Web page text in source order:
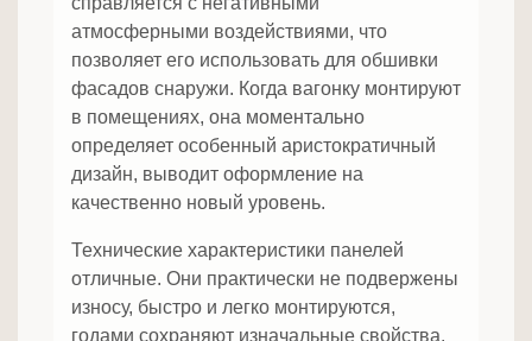
атмосферными воздействиями, что
позволяет его использовать для обшивки
фасадов снаружи. Когда вагонку монтируют
в помещениях, она моментально
определяет особенный аристократичный
дизайн, выводит оформление на
качественно новый уровень.
Технические характеристики панелей
отличные. Они практически не подвержены
износу, быстро и легко монтируются,
годами сохраняют изначальные свойства.